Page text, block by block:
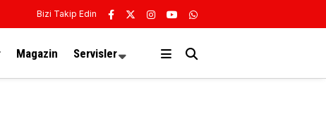
Bizi Takip Edin
Magazin Servisler